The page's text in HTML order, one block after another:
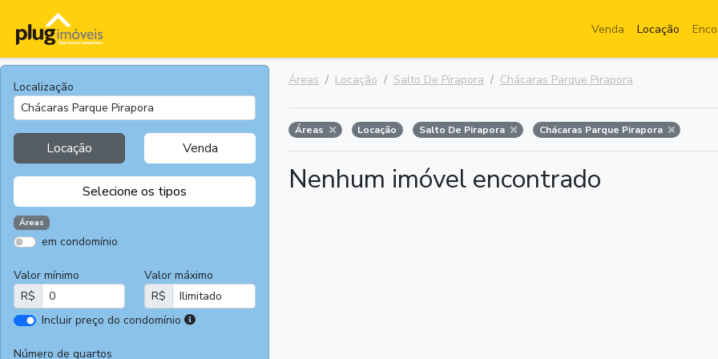
Venda Locação
Localização
Locação Venda
Selecione os tipos
Casas
Casas
Comerciais
Salas
Chácaras e
Áreas
em condomínio
Valor mínimo
R$
Valor máximo
R$
Incluir preço do condomínio
I
Número de quartos
Áreas Locação Salto De Pirapora Chácaras Parque Pirapora
Áreas Locação Salto De Pirapora Chácaras Parque Pirapora
Nenhum imóvel encontrado